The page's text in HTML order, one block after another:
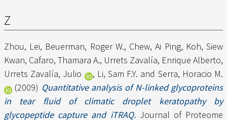
Z
Zhou, Lei, Beuerman, Roger W., Chew, Ai Ping, Koh, Siew
Kwan, Cafaro, Thamara A., Urrets Zavalía, Enrique Alberto,
Urrets Zavalía, Julio
, Li, Sam F.Y. and Serra, Horacio M.
(2009) Quantitative analysis of N-linked glycoproteins
in tear fluid of climatic droplet keratopathy by
glycopeptide capture and iTRAQ.Journal of Proteome